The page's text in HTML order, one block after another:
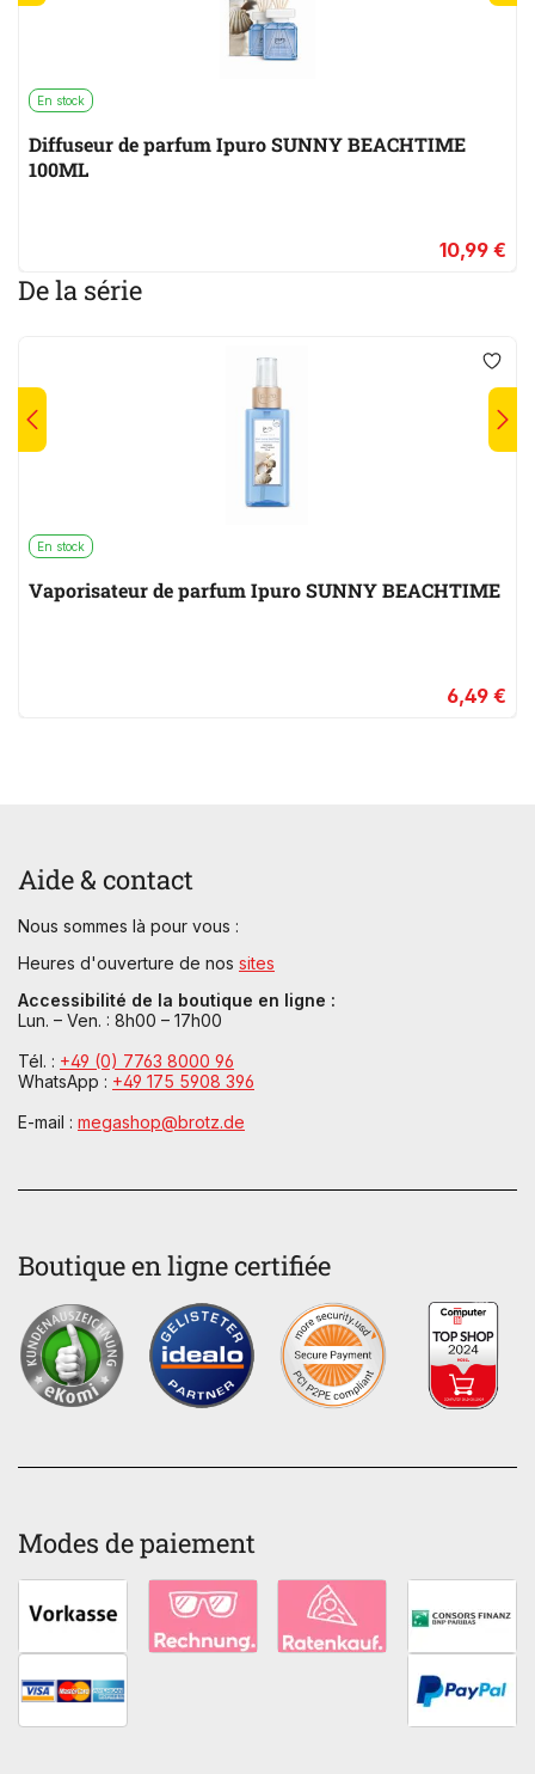
En stock
Diffuseur de parfum Ipuro SUNNY BEACHTIME
100ML
10,99 €
De la série
En stock
Vaporisateur de parfum Ipuro SUNNY BEACHTIME
6,49 €
Aide & contact
Nous sommes là pour vous :
Heures d'ouverture de nos sites
Accessibilité de la boutique en ligne :
Lun. – Ven. : 8h00 – 17h00
Tél. : +49 (0) 7763 8000 96
WhatsApp : +49 175 5908 396
E-mail : megashop@brotz.de
Boutique en ligne certifiée
Modes de paiement